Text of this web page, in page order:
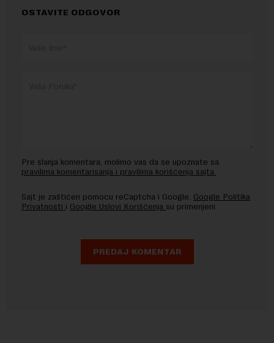
OSTAVITE ODGOVOR
Pre slanja komentara, molimo vas da se upoznate sa
pravilima komentarisanja i pravilima korišćenja sajta.
Sajt je zaštićen pomocu reCaptcha i Google. Google Politika
Privatnosti i Google Uslovi Korišćenja su primenjeni.